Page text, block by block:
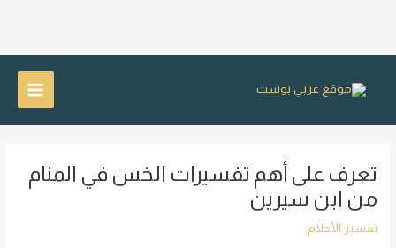
Main
تعرف على أهم تفسيرات الخس في المنام
من ابن سيرين
تفسير الأحلام